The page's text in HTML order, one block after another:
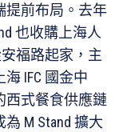
提前布局。去年
也收購上海人
安福路起家，主
IFC 國金中
西式餐食供應鏈
M Stand 擴大